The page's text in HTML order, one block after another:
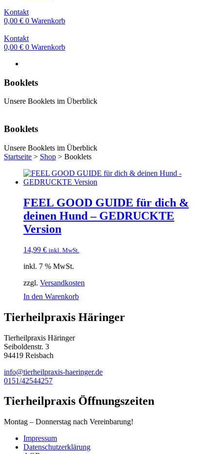
Kontakt
0,00 € 0 Warenkorb
Kontakt
0,00 € 0 Warenkorb
Booklets
Unsere Booklets im Überblick
Booklets
Unsere Booklets im Überblick
Startseite > Shop > Booklets
FEEL GOOD GUIDE für dich &
deinen Hund – GEDRUCKTE
Version
14,99 € inkl. MwSt.
inkl. 7 % MwSt.
zzgl. Versandkosten
In den Warenkorb
Tierheilpraxis Häringer
Tierheilpraxis Häringer
Seiboldenstr. 3
94419 Reisbach
info@tierheilpraxis-haeringer.de
0151/42544257
Tierheilpraxis Öffnungszeiten
Montag – Donnerstag nach Vereinbarung!
Impressum
Datenschutzerklärung